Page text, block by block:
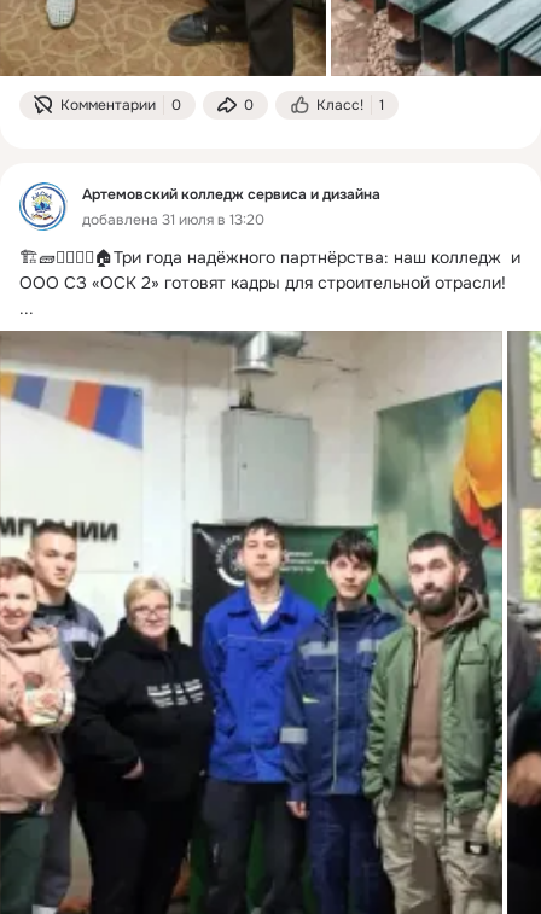
Комментарии 0 0 Класс! 1
Артемовский колледж сервиса и дизайна
добавлена 31 июля в 13:20
🏗🧱👷‍♀️👷‍♂️🏠Три года надёжного партнёрства: наш колледж  и
ООО СЗ «ОСК 2» готовят кадры для строительной отрасли!
...